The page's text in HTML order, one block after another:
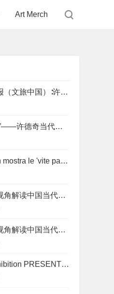
Art Merch
中国文化报（文旅中国）∶许德奇当代艺术展亮相济南市图书馆
何以“经典”——许德奇当代艺术展（2026 中国 济南）
A Lucca in mostra le 'vite parallele' di Frida Kahlo e Marilyn Monroe
从艺术家视角解读中国当代艺术（2025，巴塞罗那，西班牙）
从艺术家视角解读中国当代艺术
Group exhibition PRESENTE REVELADO – PRESENT REVEALED Expressions in Contemporary China Art